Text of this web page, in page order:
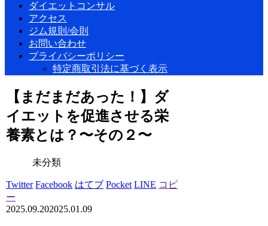
ダイエットコンサル
アクセス
ジム規則/会則
お問い合わせ
プライバシーポリシー
特定商取引法に基づく表示
【まだまだあった！】ダ
イエットを促進させる栄
養素とは？〜その２〜
未分類
Twitter Facebook はてブ Pocket LINE コピ
ー
2025.09.202025.01.09